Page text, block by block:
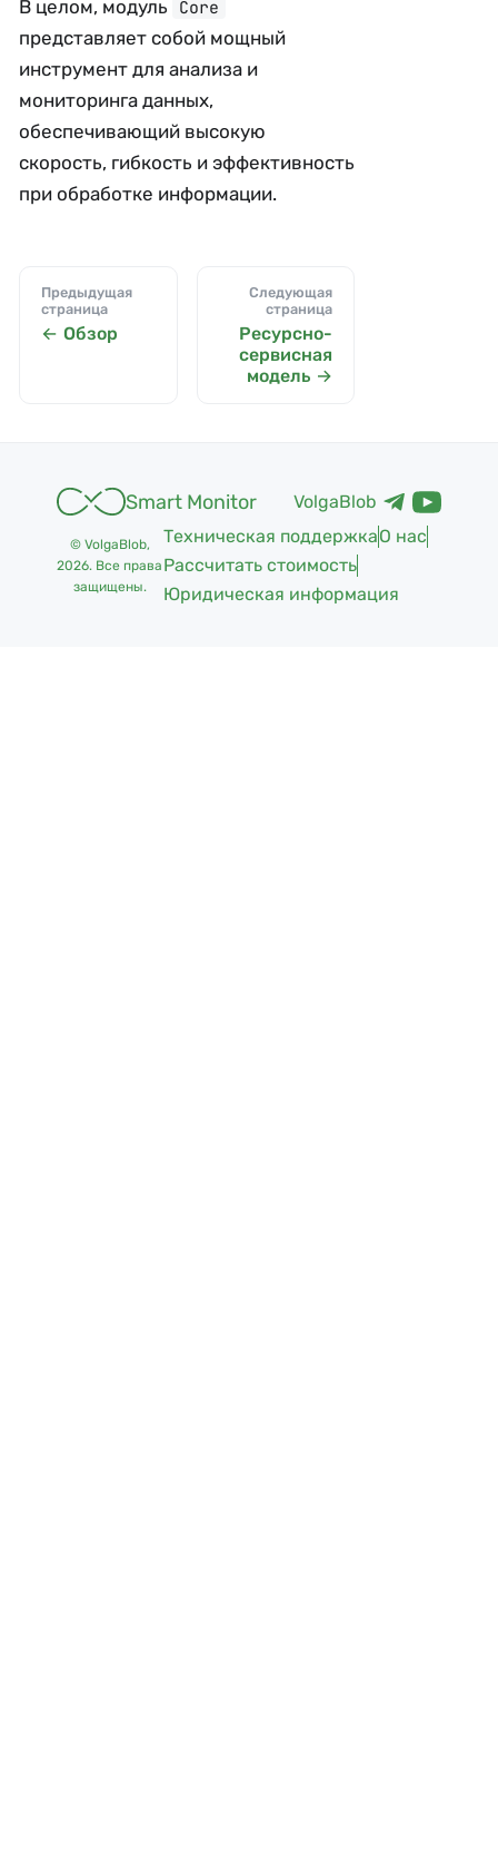
В целом, модуль Core
представляет собой мощный
инструмент для анализа и
мониторинга данных,
обеспечивающий высокую
скорость, гибкость и эффективность
при обработке информации.
Предыдущая
страница
Обзор
Следующая
страница
Ресурсно-
сервисная
модель
Smart Monitor VolgaBlob
© VolgaBlob,
2026. Все права
защищены.
Техническая поддержкаО нас
Рассчитать стоимость
Юридическая информация